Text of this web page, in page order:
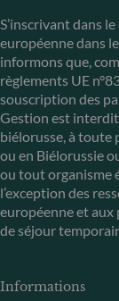
S’inscrivant dans
européenne dans
informons que,
règlements UE
souscription des
Gestion est
biélorusse, à toute
ou en Biélorussie
ou tout organisme
l’exception des
européenne et
de séjour
Informations